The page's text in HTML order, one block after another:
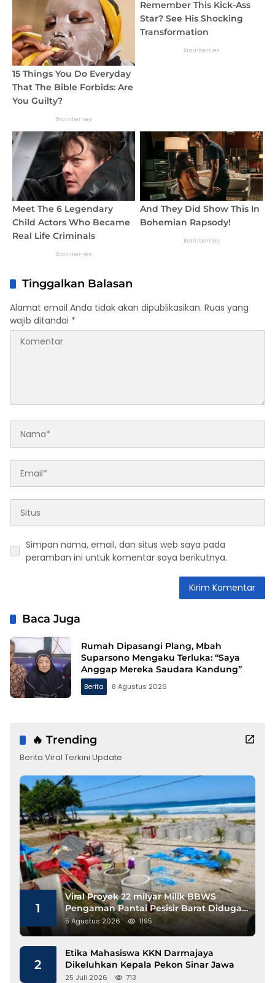
Tinggalkan Balasan
Alamat email Anda tidak akan dipublikasikan. Ruas yang
wajib ditandai *
Simpan nama, email, dan situs web saya pada
peramban ini untuk komentar saya berikutnya.
Baca Juga
Rumah Dipasangi Plang, Mbah
Suparsono Mengaku Terluka: “Saya
Anggap Mereka Saudara Kandung”
Berita 8 Agustus 2026
🔥 Trending
Berita Viral Terkini Update
1
Viral Proyek 22 milyar Milik BBWS
Pengaman Pantai Pesisir Barat Diduga
Gunakan Besi Banci
5 Agustus 2026 1195
2
Etika Mahasiswa KKN Darmajaya
Dikeluhkan Kepala Pekon Sinar Jawa
25 Juli 2026 713